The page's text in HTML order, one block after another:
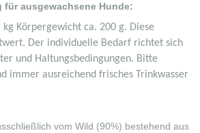
ausgewachsene Hunde:
Körpergewicht ca. 200 g. Diese
Der individuelle Bedarf richtet sich
und Haltungsbedingungen. Bitte
immer ausreichend frisches Trinkwasser
vom Wild (90%) bestehend aus